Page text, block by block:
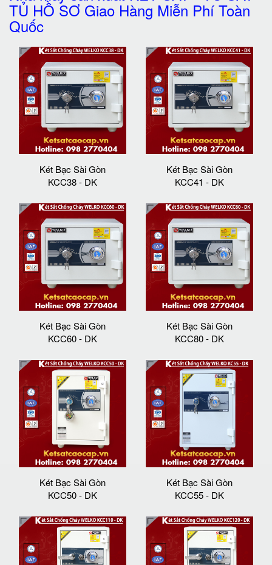
TỦ HỒ SƠ Giao Hàng Miễn Phí Toàn
Quốc
Két Bạc Sài Gòn
KCC38 - DK
Két Bạc Sài Gòn
KCC41 - DK
Két Bạc Sài Gòn
KCC60 - DK
Két Bạc Sài Gòn
KCC80 - DK
Két Bạc Sài Gòn
KCC50 - DK
Két Bạc Sài Gòn
KCC55 - DK